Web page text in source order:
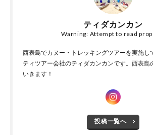
ティダカンカン
Warning: Attempt to read
西表島でカヌー・トレッキングツアーを実施し
ティツアー会社のティダカンカンです。西表島
いきます！
投稿一覧へ